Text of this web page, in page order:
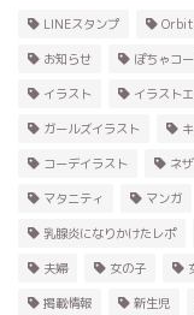
LINEスタンプ
お知らせ ぽちゃコ
イラスト イラスト
ガールズイラスト
コーデイラスト ネ
マタニティ マンガ
乳腺炎になりかけたレポ
夫婦 女の子
掲載情報 新生児